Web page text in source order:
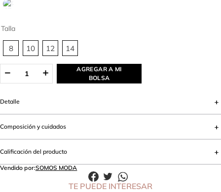
Talla
8 10 12 14
AGREGAR A MI
BOLSA
Detalle
Composición y cuidados
Calificación del producto
Vendido por:SOMOS MODA
TE PUEDE INTERESAR